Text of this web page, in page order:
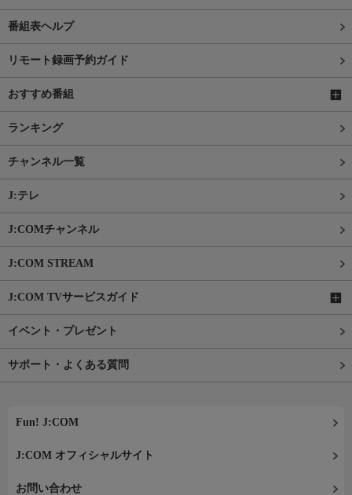
番組表ヘルプ
リモート録画予約ガイド
おすすめ番組
ランキング
チャンネル一覧
J:テレ
J:COMチャンネル
J:COM STREAM
J:COM TVサービスガイド
イベント・プレゼント
サポート・よくある質問
Fun! J:COM
J:COM オフィシャルサイト
お問い合わせ